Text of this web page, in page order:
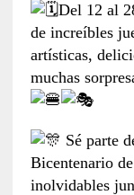
Del 12 al
de increíbles
artísticas,
muchas
Sé parte
Bicentenario
inolvidables